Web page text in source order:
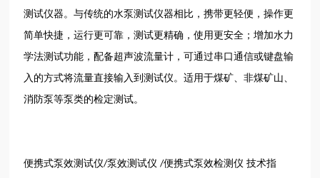
测试仪器。与传统的水泵测试仪器相比，携带更轻便，操作更
简单快捷，运行更可靠，测试更精确，使用更安全；增加水力
学法测试功能，配备超声波流量计，可通过串口通信或键盘输
入的方式将流量直接输入到测试仪。适用于煤矿、非煤矿山、
消防泵等泵类的检定测试。
便携式泵效测试仪/泵效测试仪/便携式泵效检测仪 技术指